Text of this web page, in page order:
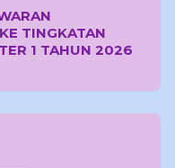
TINGKATAN
1 TAHUN 2026